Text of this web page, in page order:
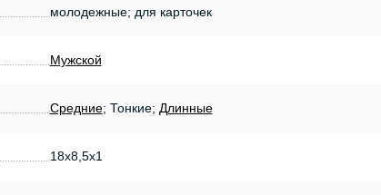
молодежные; для карточек
Мужской
Средние; Тонкие; Длинные
18х8,5х1